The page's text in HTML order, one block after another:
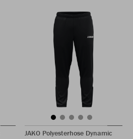
JAKO Polyesterhose Dynamic